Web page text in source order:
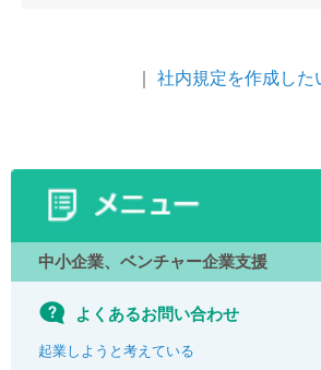
社内規定を作成し
中小企業、ベンチャー企業支援
よくあるお問い合わせ
起業しようと考えている